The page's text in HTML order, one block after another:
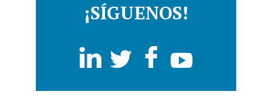
¡SÍGUENOS!